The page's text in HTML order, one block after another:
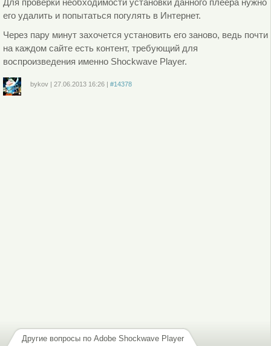
его удалить и попытаться погулять в Интернет.
Через пару минут захочется установить его заново, ведь почти
на каждом сайте есть контент, требующий для
воспроизведения именно Shockwave Player.
bykov| 27.06.2013 16:26| #14378
Другие вопросы по Adobe Shockwave Player